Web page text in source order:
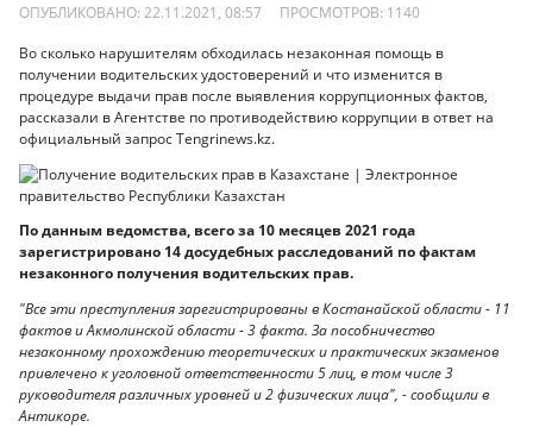
ОПУБЛИКОВАНО: 22.11.2021, 08:57 ПРОСМОТРОВ: 1140
Во сколько нарушителям обходилась незаконная помощь в
получении водительских удостоверений и что изменится в
процедуре выдачи прав после выявления коррупционных фактов,
рассказали в Агентстве по противодействию коррупции в ответ на
официальный запрос Tengrinews.kz.
По данным ведомства, всего за 10 месяцев 2021 года
зарегистрировано 14 досудебных расследований по фактам
незаконного получения водительских прав.
"Все эти преступления зарегистрированы в Костанайской области - 11
фактов и Акмолинской области - 3 факта. За пособничество
незаконному прохождению теоретических и практических экзаменов
привлечено к уголовной ответственности 5 лиц, в том числе 3
руководителя различных уровней и 2 физических лица", - сообщили в
Антикоре.